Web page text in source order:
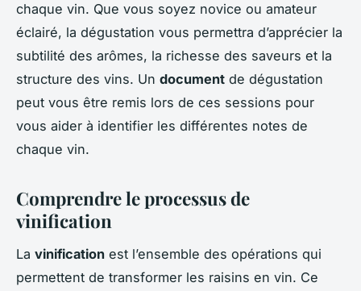
chaque vin. Que vous soyez novice ou amateur
éclairé, la dégustation vous permettra d’apprécier la
subtilité des arômes, la richesse des saveurs et la
structure des vins. Un document de dégustation
peut vous être remis lors de ces sessions pour
vous aider à identifier les différentes notes de
chaque vin.
Comprendre le processus de
vinification
La vinification est l’ensemble des opérations qui
permettent de transformer les raisins en vin. Ce